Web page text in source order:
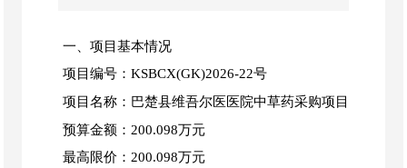
一、项目基本情况
项目编号： KSBCX(GK)2026-22号
项目名称：巴楚县维吾尔医医院中草药采购项目
预算金额： 200.098万元
最高限价： 200.098万元